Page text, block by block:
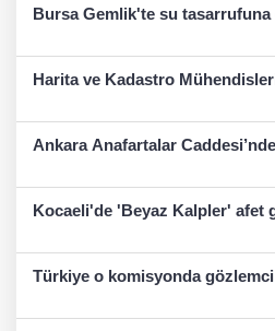
Bursa Gemlik'te su
Harita ve Kadastro
Ankara Anafartalar
Kocaeli'de 'Beyaz Kalpler' afet
Türkiye o komisyonda